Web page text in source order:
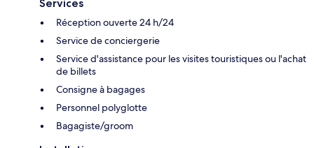
Services
Réception ouverte 24 h/24
Service de conciergerie
Service d'assistance pour les visites touristiques ou l'achat
de billets
Consigne à bagages
Personnel polyglotte
Bagagiste/groom